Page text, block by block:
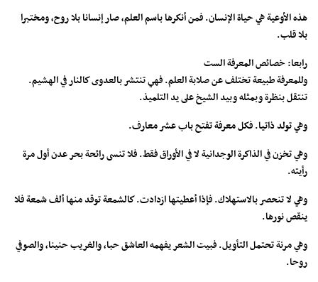
هذه الأوعية هي حياة الإنسان. فمن أنكرها باسم العلم، صار إنسانا بلا روح، ومختبرا
بلا قلب.
رابعا: خصائص المعرفة الست
وللمعرفة طبيعة تختلف عن صلابة العلم. فهي تنتشر بالعدوى كالنار في الهشيم.
تنتقل بنظرة وبمثله وبيد الشيخ على يد التلميذ.
وهي تولد ذاتيا. فكل معرفة تفتح باب عشر معارف.
وهي تخزن في الذاكرة الوجدانية لا في الأوراق فقط. فلا تنسى رائحة بحر عدن أول مرة
رأيته.
وهي لا تنحصر بالاستهلاك. فإذا أعطيتها ازدادت. كالشمعة توقد منها ألف شمعة فلا
ينقص نورها.
وهي مرنة تحتمل التأويل. فبيت الشعر يفهمه العاشق حبا، والغريب حنينا، والصوفي
روحا.